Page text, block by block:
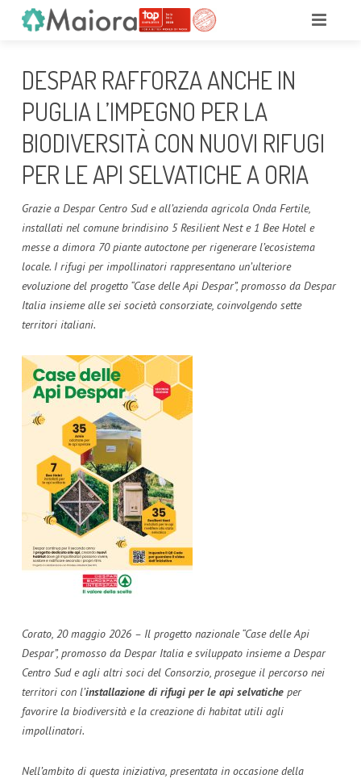
PROFILO
LAVORA CON NOI
SOSTENIBILITÀ
IL NOSTRO IMPEGNO
PERSONE
PARI VALORE
EQUAL SALARY
TOP EMPLOYER
PARITÀ DI GENERE
INIZIATIVE
KOMEN ITALIA
2025
2024
2023
2022
LE BUONE ABITUDINI DESPAR
MAIORA E AMPLIFON INSIEME
MAIORA E PLASTIC FREE PER L’AMBIENTE
MEDIA
COMUNICATI
DICONO DI NOI
CONTATTI
HE
UNICA
DESPAR RAFFORZA ANCHE IN
PUGLIA L’IMPEGNO PER LA
BIODIVERSITÀ CON NUOVI RIFUGI
PER LE API SELVATICHE A ORIA
Grazie a Despar Centro Sud e all’azienda agricola Onda Fertile,
installati nel comune brindisino 5 Resilient Nest e 1 Bee Hotel e
messe a dimora 70 piante autoctone per rigenerare l’ecosistema
locale. I rifugi per impollinatori rappresentano un’ulteriore
evoluzione del progetto “Case delle Api Despar”, promosso da Despar
Italia insieme alle sei società consorziate, coinvolgendo sette
territori italiani.
Corato, 20 maggio 2026 – Il progetto nazionale “Case delle Api
Despar”, promosso da Despar Italia e sviluppato insieme a Despar
Centro Sud e agli altri soci del Consorzio, prosegue il percorso nei
territori con l’installazione di rifugi per le api selvaticheper
favorire la biodiversità e la creazione di habitat utili agli
impollinatori.
Nell’ambito di questa iniziativa, presentata in occasione della